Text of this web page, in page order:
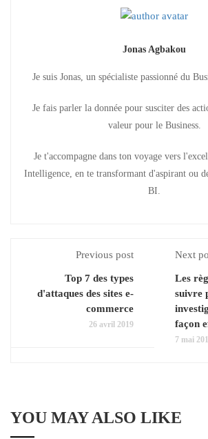
Jonas Agbakou
Je suis Jonas, un spécialiste passionné du
Je fais parler la donnée pour susciter des
valeur pour le Business.
Je t'accompagne dans ton voyage vers
Intelligence, en te transformant d'aspirant ou
BI.
Previous post
Top 7 des types
d'attaques des sites e-
commerce
26 avril 2019
Next
Les
suivre
façon
7 mai
YOU MAY ALSO LIKE